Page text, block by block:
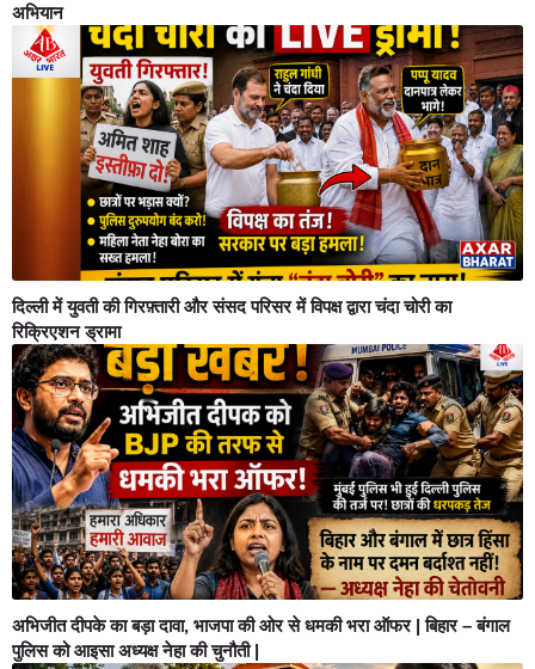
अभियान
दिल्ली में युवती की गिरफ़्तारी और संसद परिसर में विपक्ष द्वारा चंदा चोरी का
रिक्रिएशन ड्रामा
अभिजीत दीपके का बड़ा दावा, भाजपा की ओर से धमकी भरा ऑफर | बिहार – बंगाल
पुलिस को आइसा अध्यक्ष नेहा की चुनौती |